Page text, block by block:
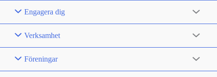
Engagera dig
Verksamhet
Föreningar